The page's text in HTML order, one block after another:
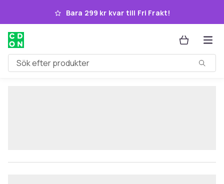
Hoppa till huvudinnehållet
Bara 299 kr kvar till Fri Frakt!
Sök efter produkter